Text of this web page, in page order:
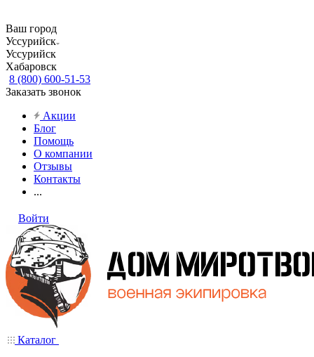
Ваш город
Уссурийск
Уссурийск
Хабаровск
8 (800) 600-51-53
Заказать звонок
Акции
Блог
Помощь
О компании
Отзывы
Контакты
...
Войти
Каталог